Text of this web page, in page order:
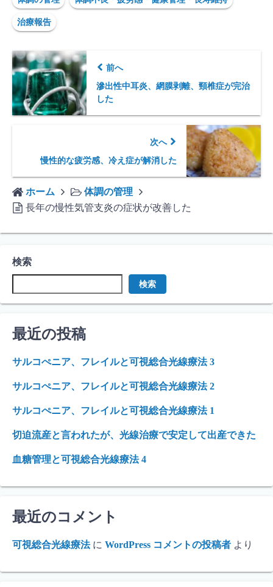
治療報告
前へ
滲出性中耳炎、網膜剥離、頸椎症が完治
した
次へ
慢性的な疲労感、冷え症が解消した
ホーム
体調の管理
長年の慢性気管支炎の症状が改善した
検索
検索
最近の投稿
サルコぺニア、フレイルと可視総合光線療法 3
サルコぺニア、フレイルと可視総合光線療法 2
サルコぺニア、フレイルと可視総合光線療法 1
切迫流産と言われたが、光線治療で安定して出産できた
血糖管理と可視総合光線療法 4
最近のコメント
可視総合光線療法に WordPress コメントの投稿者 より